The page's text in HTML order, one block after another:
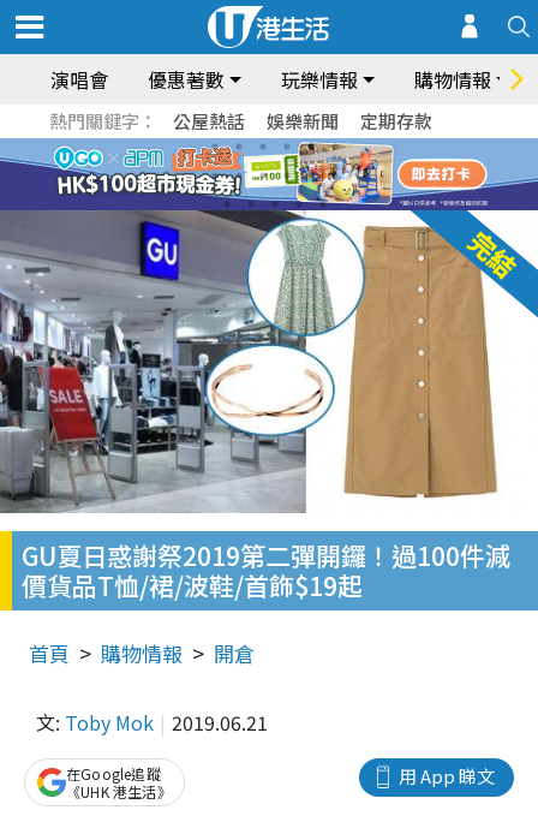
演唱會 優惠著數 玩樂情報 購物情報
熱門關鍵字： 公屋熱話 娛樂新聞 定期存款
GU夏日惑謝祭2019第二彈開鑼！過100件減
價貨品T恤/裙/波鞋/首飾$19起
首頁 購物情報 開倉
文: Toby Mok 2019.06.21
用 App 睇文
在Google追蹤
《UHK 港生活》